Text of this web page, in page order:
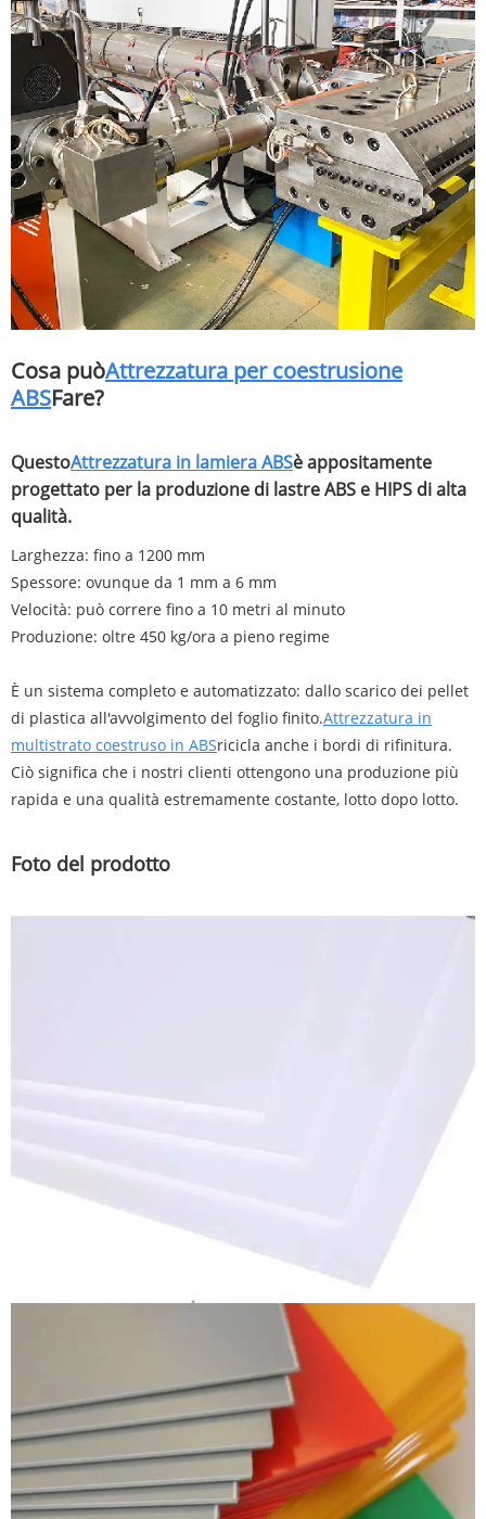
Cosa puòAttrezzatura per coestrusione
ABSFare?
QuestoAttrezzatura in lamiera ABSè appositamente
progettato per la produzione di lastre ABS e HIPS di alta
qualità.
Larghezza: fino a 1200 mm
Spessore: ovunque da 1 mm a 6 mm
Velocità: può correre fino a 10 metri al minuto
Produzione: oltre 450 kg/ora a pieno regime
È un sistema completo e automatizzato: dallo scarico dei pellet
di plastica all'avvolgimento del foglio finito.Attrezzatura in
multistrato coestruso in ABSricicla anche i bordi di rifinitura.
Ciò significa che i nostri clienti ottengono una produzione più
rapida e una qualità estremamente costante, lotto dopo lotto.
Foto del prodotto